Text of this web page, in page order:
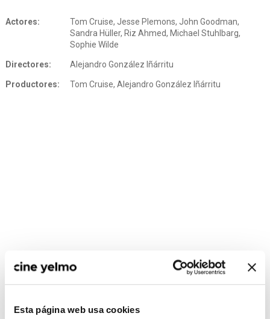
Esta página web usa cookies
Actores:
Tom Cruise, Jesse Plemons, John Goodman,
Sandra Hüller, Riz Ahmed, Michael Stuhlbarg,
Sophie Wilde
Directores: Alejandro González Iñárritu
Productores: Tom Cruise, Alejandro González Iñárritu
CONSULTA MÁS HORARIOS